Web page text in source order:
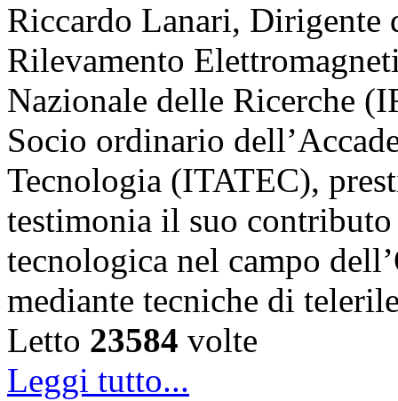
Riccardo Lanari, Dirigente
Rilevamento
Nazionale delle Ricerche
Socio ordinario
Tecnologia (ITATEC),
testimonia il suo
tecnologica nel campo
mediante tecniche di
Letto 23584 volte
Leggi tutto...